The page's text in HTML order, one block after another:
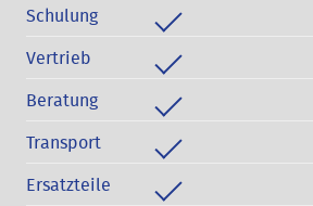
Schulung
Vertrieb
Beratung
Transport
Ersatzteile